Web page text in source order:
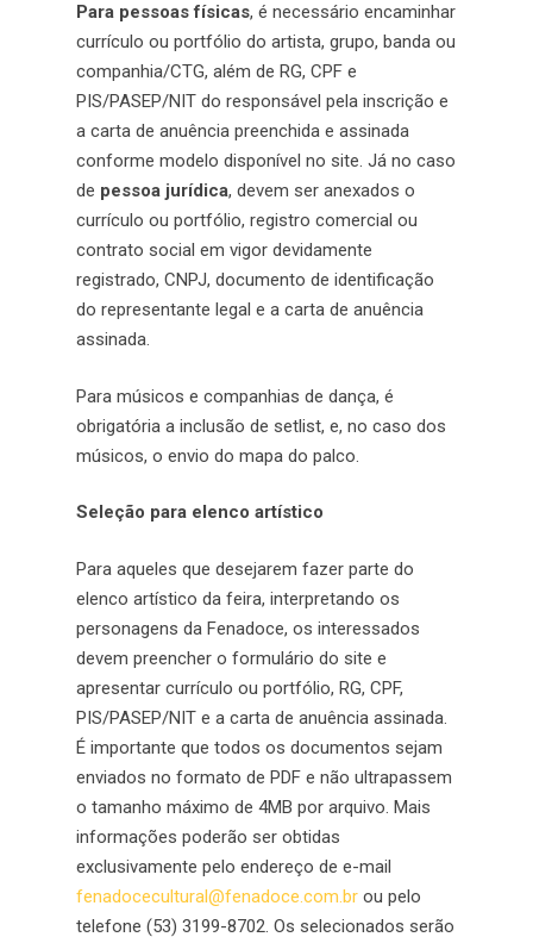
Para pessoas físicas, é necessário encaminhar
currículo ou portfólio do artista, grupo, banda ou
companhia/CTG, além de RG, CPF e
PIS/PASEP/NIT do responsável pela inscrição e
a carta de anuência preenchida e assinada
conforme modelo disponível no site. Já no caso
de pessoa jurídica, devem ser anexados o
currículo ou portfólio, registro comercial ou
contrato social em vigor devidamente
registrado, CNPJ, documento de identificação
do representante legal e a carta de anuência
assinada.
Para músicos e companhias de dança, é
obrigatória a inclusão de setlist, e, no caso dos
músicos, o envio do mapa do palco.
Seleção para elenco artístico
Para aqueles que desejarem fazer parte do
elenco artístico da feira, interpretando os
personagens da Fenadoce, os interessados
devem preencher o formulário do site e
apresentar currículo ou portfólio, RG, CPF,
PIS/PASEP/NIT e a carta de anuência assinada.
É importante que todos os documentos sejam
enviados no formato de PDF e não ultrapassem
o tamanho máximo de 4MB por arquivo. Mais
informações poderão ser obtidas
exclusivamente pelo endereço de e-mail
fenadocecultural@fenadoce.com.br ou pelo
telefone (53) 3199-8702. Os selecionados serão